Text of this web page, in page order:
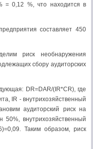
0,12 %, что находится в
составляет 450
риск необнаружения
сбору аудиторских
DR=DAR/(IR*CR), где
IR - внутрихозяйственный
аудиторский риск на
50%, внутрихозяйственный
Таким образом, риск